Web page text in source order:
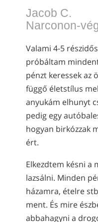
Jacob C.
Narconon-
Valami 4-5
próbáltam
pénzt keressek az
függő életstílus
anyukám elhunyt
pedig egy
hogyan birkózzak
ért.
Elkezdtem késni a
lazsálni. Minden
házamra, ételre
ment. És mire
abbahagyni a